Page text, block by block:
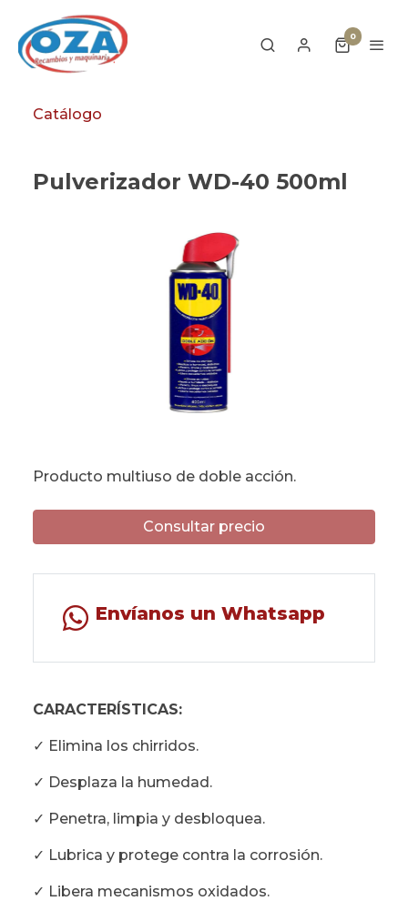
0
Catálogo
Pulverizador WD-40 500ml
Producto multiuso de doble acción.
Consultar precio
Envíanos un Whatsapp
CARACTERÍSTICAS:
✓ Elimina los chirridos.
✓ Desplaza la humedad.
✓ Penetra, limpia y desbloquea.
✓ Lubrica y protege contra la corrosión.
✓ Libera mecanismos oxidados.